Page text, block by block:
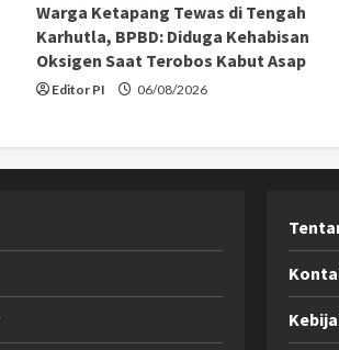
Warga Ketapang Tewas di Tengah
Karhutla, BPBD: Diduga Kehabisan
Oksigen Saat Terobos Kabut Asap
Editor PI 06/08/2026